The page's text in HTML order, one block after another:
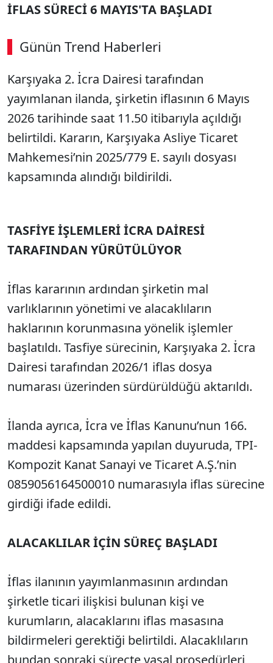
İFLAS SÜRECİ 6 MAYIS'TA BAŞLADI
Günün Trend Haberleri
00:02 / 08:15
Karşıyaka 2. İcra Dairesi tarafından
yayımlanan ilanda, şirketin iflasının 6 Mayıs
2026 tarihinde saat 11.50 itibarıyla açıldığı
belirtildi. Kararın, Karşıyaka Asliye Ticaret
Mahkemesi’nin 2025/779 E. sayılı dosyası
kapsamında alındığı bildirildi.
TASFİYE İŞLEMLERİ İCRA DAİRESİ
TARAFINDAN YÜRÜTÜLÜYOR
İflas kararının ardından şirketin mal
varlıklarının yönetimi ve alacaklıların
haklarının korunmasına yönelik işlemler
başlatıldı. Tasfiye sürecinin, Karşıyaka 2. İcra
Dairesi tarafından 2026/1 iflas dosya
numarası üzerinden sürdürüldüğü aktarıldı.
İlanda ayrıca, İcra ve İflas Kanunu’nun 166.
maddesi kapsamında yapılan duyuruda, TPI-
Kompozit Kanat Sanayi ve Ticaret A.Ş.’nin
0859056164500010 numarasıyla iflas sürecine
girdiği ifade edildi.
ALACAKLILAR İÇİN SÜREÇ BAŞLADI
İflas ilanının yayımlanmasının ardından
şirketle ticari ilişkisi bulunan kişi ve
kurumların, alacaklarını iflas masasına
bildirmeleri gerektiği belirtildi. Alacaklıların
bundan sonraki süreçte yasal prosedürleri